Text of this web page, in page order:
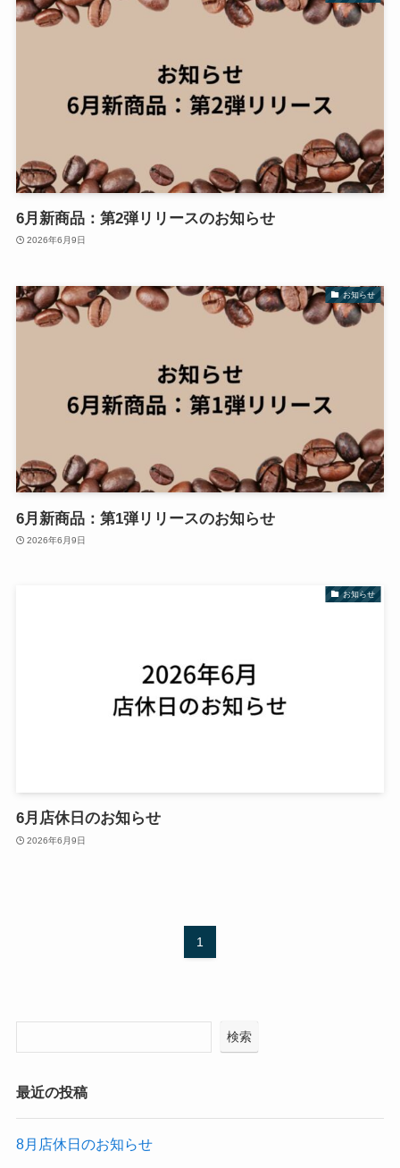
6月新商品：第2弾リリースのお知らせ
2026年6月9日
お知らせ
6月新商品：第1弾リリースのお知らせ
2026年6月9日
お知らせ
6月店休日のお知らせ
2026年6月9日
1
検索
最近の投稿
8月店休日のお知らせ